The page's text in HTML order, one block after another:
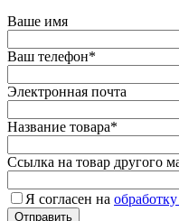
Ваше имя
Ваш телефон*
Электронная почта
Название товара*
Ссылка на товар другого
Я согласен на